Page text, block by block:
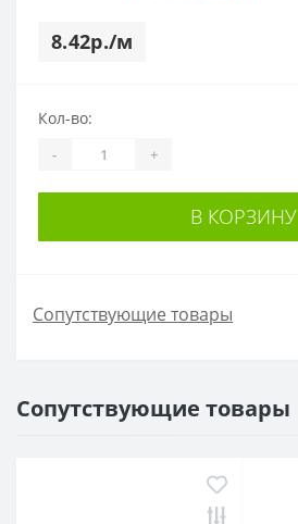
8.42р./м
Кол-во:
- +
В КОРЗИНУ
Сопутствующие товары
Сопутствующие товары